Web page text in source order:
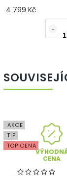
4 799 Kč
AKCE
TIP
TOP CENA
CENA